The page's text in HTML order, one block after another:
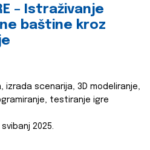
– Istraživanje
baštine kroz
izrada scenarija, 3D modeliranje,
testiranje igre
2025.